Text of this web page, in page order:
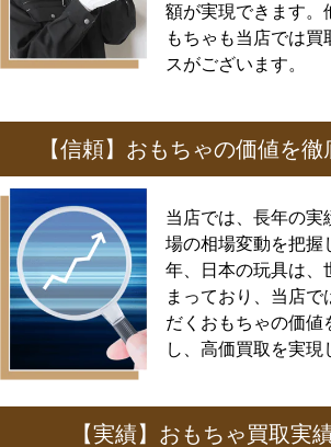
額が実現できます。
もちゃも当店では買
スがございます。
【信頼】おもちゃの価値を
当店では、長年の実
場の相場変動を把握
年、日本の玩具は、
まっており、当店で
だくおもちゃの価値
し、高価買取を実現
【実績】おもちゃ買取実